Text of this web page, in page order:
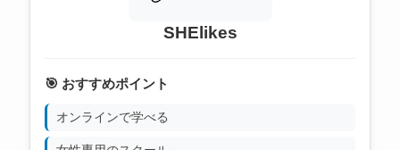
SHElikes
🎯 おすすめポイント
オンラインで学べる